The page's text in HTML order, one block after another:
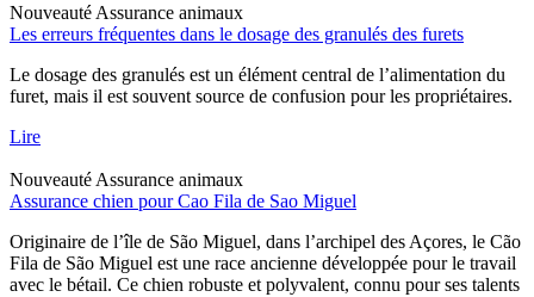
Nouveauté Assurance animaux
Les erreurs fréquentes dans le dosage des granulés des furets
Le dosage des granulés est un élément central de l’alimentation du
furet, mais il est souvent source de confusion pour les propriétaires.
Lire
Nouveauté Assurance animaux
Assurance chien pour Cao Fila de Sao Miguel
Originaire de l’île de São Miguel, dans l’archipel des Açores, le Cão
Fila de São Miguel est une race ancienne développée pour le travail
avec le bétail. Ce chien robuste et polyvalent, connu pour ses talents